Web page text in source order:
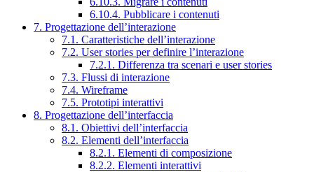
6.10.4. Pubblicare i contenuti
7. Progettazione dell’interazione
7.1. Caratteristiche dell’interazione
7.2. User stories per definire l’interazione
7.2.1. Differenza tra scenari e user stories
7.3. Flussi di interazione
7.4. Wireframe
7.5. Prototipi interattivi
8. Progettazione dell’interfaccia
8.1. Obiettivi dell’interfaccia
8.2. Elementi dell’interfaccia
8.2.1. Elementi di composizione
8.2.2. Elementi interattivi